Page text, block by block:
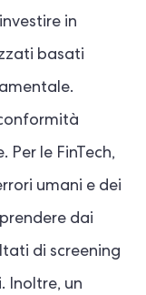
in
basati
Per le FinTech,
umani e dei
dai
di screening
Inoltre, un